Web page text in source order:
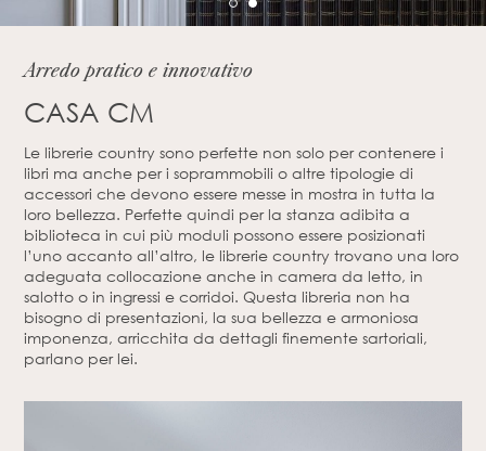
1 2
Arredo pratico e innovativo
CASA CM
Le librerie country sono perfette non solo per contenere i
libri ma anche per i soprammobili o altre tipologie di
accessori che devono essere messe in mostra in tutta la
loro bellezza. Perfette quindi per la stanza adibita a
biblioteca in cui più moduli possono essere posizionati
l’uno accanto all’altro, le librerie country trovano una loro
adeguata collocazione anche in camera da letto, in
salotto o in ingressi e corridoi. Questa libreria non ha
bisogno di presentazioni, la sua bellezza e armoniosa
imponenza, arricchita da dettagli finemente sartoriali,
parlano per lei.